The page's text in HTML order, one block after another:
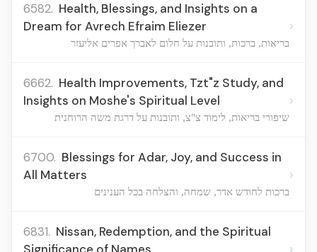
6582. Health, Blessings, and Insights on a
Dream for Avrech Efraim Eliezer
בריאות, ברכות, ותובנות על חלום לאברך אפרים אליעזר
›
6662. Health Improvements, Tzt"z Study, and
Insights on Moshe's Spiritual Level
שיפורי בריאות, לימוד צ"צ, ותובנות על דרגת משה הרוחנית
›
6700. Blessings for Adar, Joy, and Success in
All Matters
ברכות לחודש אדר, שמחה, והצלחה בכל הענינים
›
6831. Nissan, Redemption, and the Spiritual